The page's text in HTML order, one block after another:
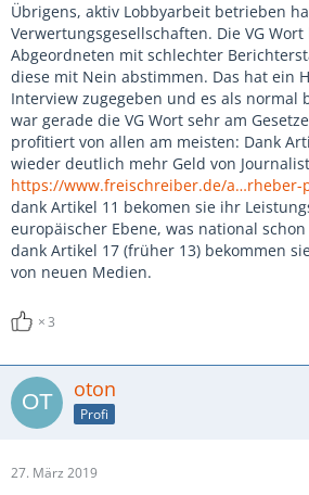
Übrigens, aktiv Lobbyarbeit betrieben
Verwertungsgesellschaften. Die VG
Abgeordneten mit schlechter
diese mit Nein abstimmen. Das hat ein
Interview zugegeben und es als normal
war gerade die VG Wort sehr am
profitiert von allen am meisten: Dank
wieder deutlich mehr Geld von
https://www.freischreiber.de/
dank Artikel 11 bekomen sie ihr
europäischer Ebene, was national
dank Artikel 17 (früher 13) bekommen
von neuen Medien.
3
oton
Profi
27. März 2019